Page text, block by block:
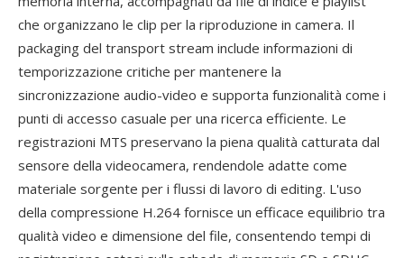
che organizzano le clip per la riproduzione in camera. Il
packaging del transport stream include informazioni di
temporizzazione critiche per mantenere la
sincronizzazione audio-video e supporta funzionalità come i
punti di accesso casuale per una ricerca efficiente. Le
registrazioni MTS preservano la piena qualità catturata dal
sensore della videocamera, rendendole adatte come
materiale sorgente per i flussi di lavoro di editing. L'uso
della compressione H.264 fornisce un efficace equilibrio tra
qualità video e dimensione del file, consentendo tempi di